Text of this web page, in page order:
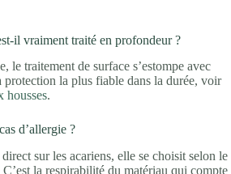
il vraiment traité en profondeur ?
le traitement de surface s’estompe avec
protection la plus fiable dans la durée, voir
housses.
d’allergie ?
sur les acariens, elle se choisit selon le
la respirabilité du matériau qui compte